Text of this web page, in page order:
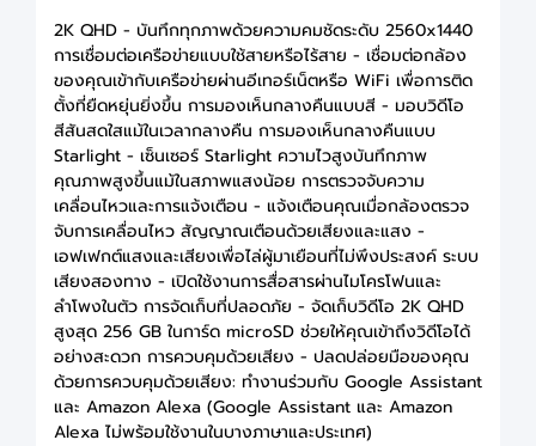
2K QHD - บันทึกทุกภาพด้วยความคมชัดระดับ 2560x1440
การเชื่อมต่อเครือข่ายแบบใช้สายหรือไร้สาย - เชื่อมต่อกล้อง
ของคุณเข้ากับเครือข่ายผ่านอีเทอร์เน็ตหรือ WiFi เพื่อการติด
ตั้งที่ยืดหยุ่นยิ่งขึ้น การมองเห็นกลางคืนแบบสี - มอบวิดีโอ
สีสันสดใสแม้ในเวลากลางคืน การมองเห็นกลางคืนแบบ
Starlight - เซ็นเซอร์ Starlight ความไวสูงบันทึกภาพ
คุณภาพสูงขึ้นแม้ในสภาพแสงน้อย การตรวจจับความ
เคลื่อนไหวและการแจ้งเตือน - แจ้งเตือนคุณเมื่อกล้องตรวจ
จับการเคลื่อนไหว สัญญาณเตือนด้วยเสียงและแสง -
เอฟเฟกต์แสงและเสียงเพื่อไล่ผู้มาเยือนที่ไม่พึงประสงค์ ระบบ
เสียงสองทาง - เปิดใช้งานการสื่อสารผ่านไมโครโฟนและ
ลำโพงในตัว การจัดเก็บที่ปลอดภัย - จัดเก็บวิดีโอ 2K QHD
สูงสุด 256 GB ในการ์ด microSD ช่วยให้คุณเข้าถึงวิดีโอได้
อย่างสะดวก การควบคุมด้วยเสียง - ปลดปล่อยมือของคุณ
ด้วยการควบคุมด้วยเสียง: ทำงานร่วมกับ Google Assistant
และ Amazon Alexa (Google Assistant และ Amazon
Alexa ไม่พร้อมใช้งานในบางภาษาและประเทศ)